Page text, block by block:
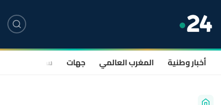
أخبار وطنية المغرب العالمي جهات سياسة